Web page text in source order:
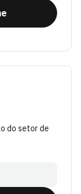
do setor de